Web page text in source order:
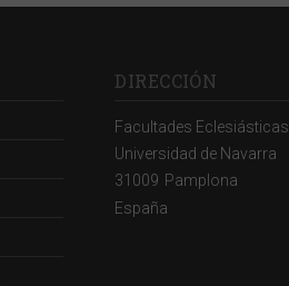
DIRECCIÓN
Facultades Eclesiásticas.
Universidad de Navarra
31009 Pamplona
España